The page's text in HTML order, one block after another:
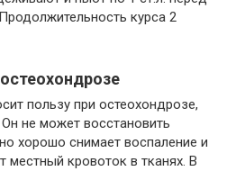
курса 2
пользу при остеохондрозе,
не может восстановить
хорошо снимает воспаление и
местный кровоток в тканях. В